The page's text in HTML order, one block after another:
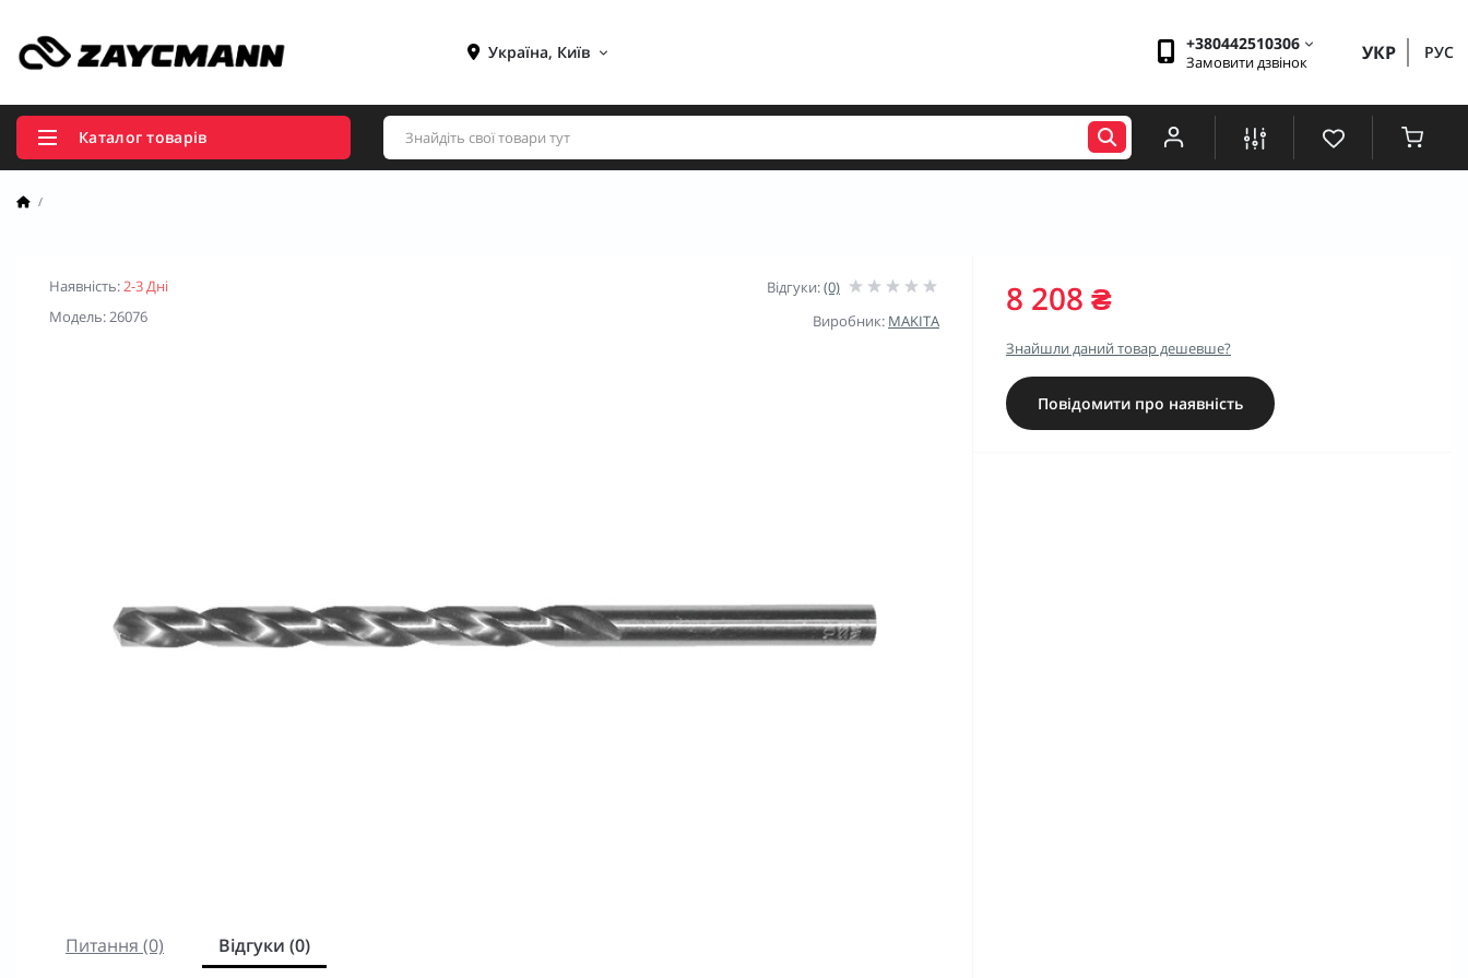
Україна, Київ +380442510306
Замовити дзвінок УКР РУС
Каталог товарів
Наявність:2-3 Дні
Модель: 26076
Відгуки:(0)
Виробник: MAKITA
Питання (0) Відгуки (0)
8 208 ₴
Знайшли даний товар дешевше?
Повідомити про наявність